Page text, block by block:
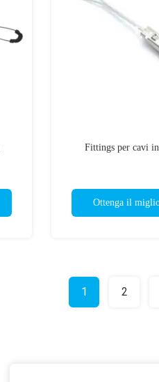
Fittings per cavi
Ottenga il
1 2